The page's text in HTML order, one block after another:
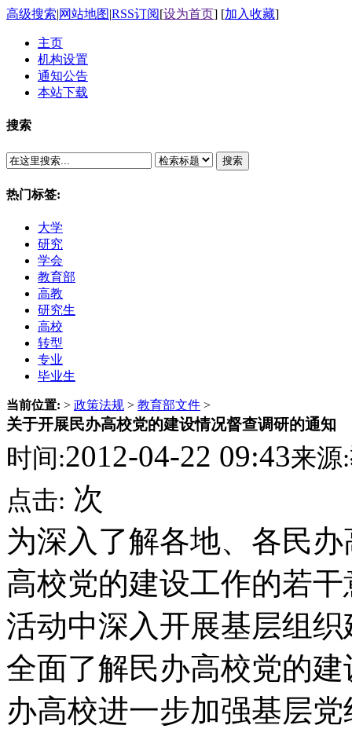
高级搜索|网站地图|RSS订阅[设为首页] [加入收藏]
主页
机构设置
通知公告
本站下载
搜索
搜索
热门标签:
大学
研究
学会
教育部
高教
研究生
高校
转型
专业
毕业生
当前位置: > 政策法规 > 教育部文件 >
关于开展民办高校党的建设情况督查调研的通知
时间:2012-04-22 09:43来源:
点击: 次
为深入了解各地、各民
高校党的建设工作的若
活动中深入开展基层组
全面了解民办高校党的
办高校进一步加强基层